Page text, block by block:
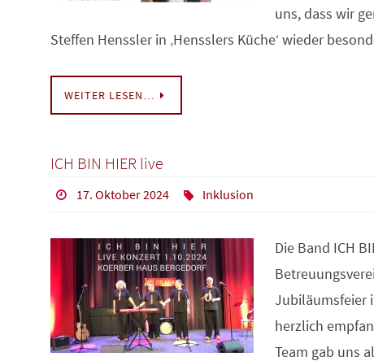
uns, dass wir
Steffen Henssler in ‚Hensslers Küche‘ wieder
WEITER LESEN…
ICH BIN HIER live
17. Oktober 2024 Inklusion
Die Band ICH
Jubiläumsfeier
herzlich
Team gab uns